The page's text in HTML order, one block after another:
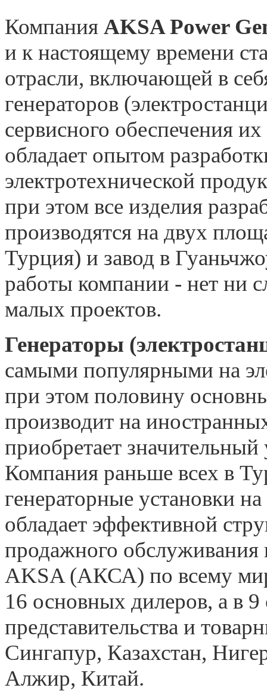
Компания AKSA Power
и к настоящему времени
отрасли, включающей в
генераторов
сервисного обеспечения
обладает опытом
электротехнической
при этом все изделия
производятся на двух
Турция) и завод в
работы компании - нет ни
малых проектов.
Генераторы
самыми популярными на
при этом половину
производит на
приобретает
Компания раньше всех в
генераторные установки
обладает эффективной
продажного обслуживания
AKSA (АКСА) по всему
16 основных дилеров, а в
представительства и
Сингапур, Казахстан,
Алжир, Китай.